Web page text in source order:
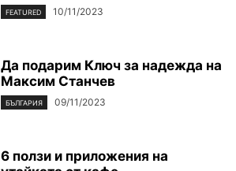
FEATURED 10/11/2023
Да подарим Ключ за надежда на
Максим Станчев
БЪЛГАРИЯ 09/11/2023
6 ползи и приложения на